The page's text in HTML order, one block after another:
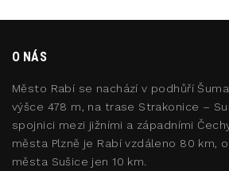
O NÁS
Město Rabí se nachází v podhůří
výšce 478 m, na trase Strakonice –
spojnici mezi jižními a západními
města Plzně je Rabí vzdáleno 80 km,
města Sušice jen 10 km.